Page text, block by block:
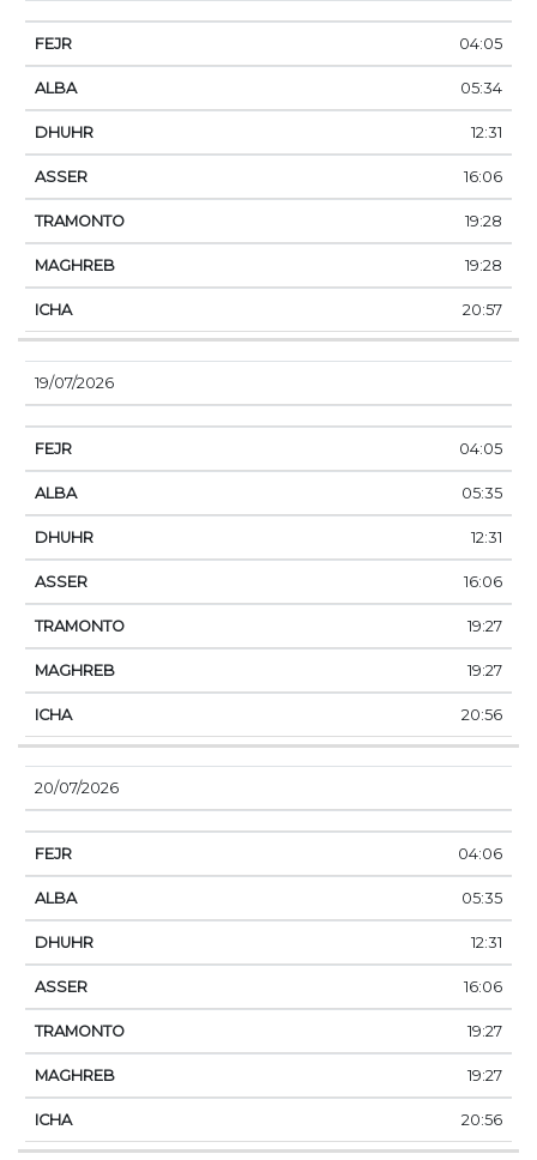
04:05
05:34
12:31
16:06
19:28
19:28
20:57
19/07/2026
04:05
05:35
12:31
16:06
19:27
19:27
20:56
20/07/2026
04:06
05:35
12:31
16:06
19:27
19:27
20:56